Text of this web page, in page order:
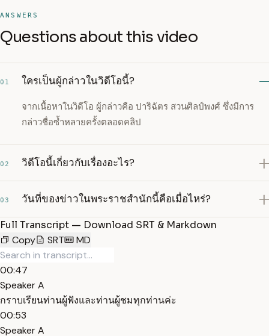
ANSWERS
Questions about this video
01 ใครเป็นผู้กล่าวในวิดีโอนี้?
จากเนื้อหาในวิดีโอ ผู้กล่าวคือ ปาริฉัตร สวนศิลป์พงศ์ ซึ่งมีการ
กล่าวชื่อซ้ำหลายครั้งตลอดคลิป
02 วิดีโอนี้เกี่ยวกับเรื่องอะไร?
03 วันที่ของข่าวในพระราชสำนักนี้คือเมื่อไหร่?
Full Transcript — Download SRT & Markdown
Copy
SRT MD
00:47
Speaker A
กราบเรียนท่านผู้ฟังและท่านผู้ชมทุกท่านค่ะ
00:53
Speaker A